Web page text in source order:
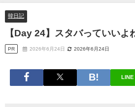
韓日記
【Day 24】スタバっていいよ
PR 2026年6月24日 2026年6月24日
LINE